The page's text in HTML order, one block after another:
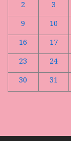
2
3
9
10
16
17
23
24
30
31